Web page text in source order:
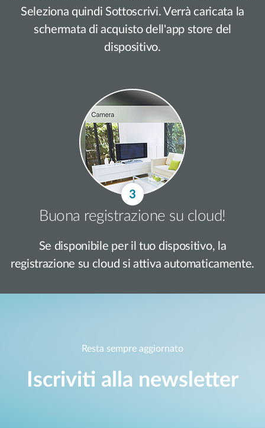
Seleziona quindi Sottoscrivi. Verrà caricata la
schermata di acquisto dell'app store del
dispositivo.
Buona registrazione su cloud!
Se disponibile per il tuo dispositivo, la
registrazione su cloud si attiva automaticamente.
Resta sempre aggiornato
Iscriviti alla newsletter